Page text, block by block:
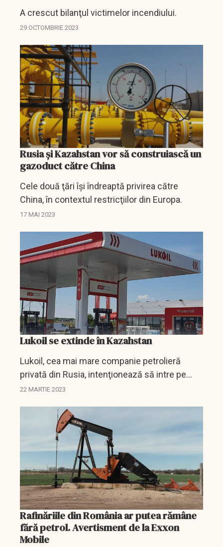
A crescut bilanţul victimelor incendiului.
29 OCTOMBRIE 2023
Rusia şi Kazahstan vor să construiască un
gazoduct către China
Cele două ţări îşi îndreaptă privirea către
China, în contextul restricţiilor din Europa.
17 MAI 2023
Lukoil se extinde în Kazahstan
Lukoil, cea mai mare companie petrolieră
privată din Rusia, intenţionează să intre pe
piaţa comercializării de combustibili din
declarat pentru...
22 MARTIE 2023
Rafinăriile din România ar putea rămâne
fără petrol. Avertisment de la Exxon
Mobile